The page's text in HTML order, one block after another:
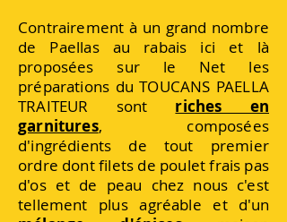
Contrairement à un grand nombre
de Paellas au rabais ici et là
proposées sur le Net les
préparations du TOUCANS PAELLA
TRAITEUR sont riches en
garnitures, composées
d'ingrédients de tout premier
ordre dont filets de poulet frais pas
d'os et de peau chez nous c'est
tellement plus agréable et d'un